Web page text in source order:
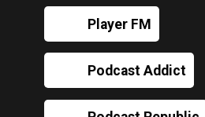
Player FM
Podcast Addict